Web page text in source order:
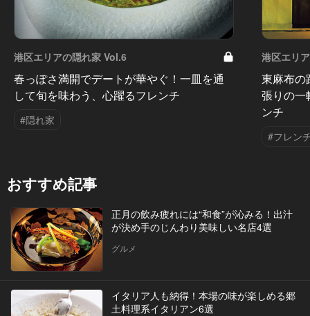
港区エリアの隠れ家 Vol.6
春っぽさ満開でデートが華やぐ！一皿を通
して旬を味わう、心躍るフレンチ
#隠れ家
港区エリ
東麻布の
張りの一
ンチ
#フレン
おすすめ記事
正月の飲み疲れには“和食”が沁みる！出汁
が決め手のじんわり美味しい名店4選
グルメ
イタリア人も納得！本場の味が楽しめる郷
土料理系イタリアン6選